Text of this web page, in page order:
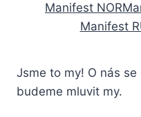
Manifest NOR
Manifest
Jsme to my! O nás
budeme mluvit my.